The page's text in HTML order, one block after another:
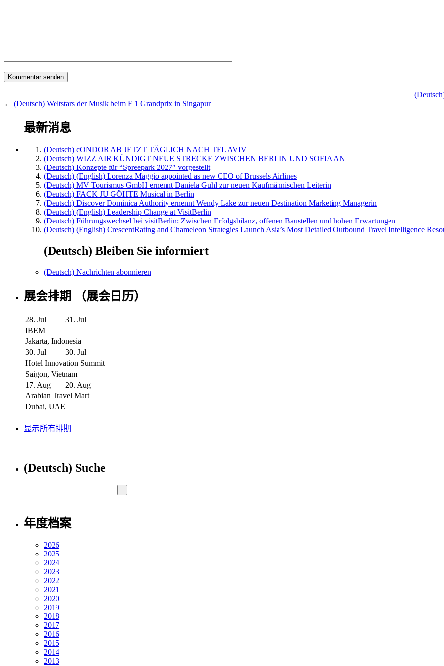
← (Deutsch) Weltstars der Musik beim F 1 Grandprix in Singapur
最新消息
(Deutsch) cONDOR AB JETZT TÄGLICH NACH TEL AVIV
(Deutsch) WIZZ AIR KÜNDIGT NEUE STRECKE ZWISCHEN BERLIN UND SOFIA AN
(Deutsch) Konzepte für “Spreepark 2027″ vorgestellt
(Deutsch) (English) Lorenza Maggio appointed as new CEO of Brussels Airlines
(Deutsch) MV Tourismus GmbH ernennt Daniela Guhl zur neuen Kaufmännischen Leiterin
(Deutsch) FACK JU GÖHTE Musical in Berlin
(Deutsch) Discover Dominica Authority ernennt Wendy Lake zur neuen Destination Marketing Managerin
(Deutsch) (English) Leadership Change at VisitBerlin
(Deutsch) Führungswechsel bei visitBerlin: Zwischen Erfolgsbilanz, offenen Baustellen und hohen Erwartungen
(Deutsch) (English) CrescentRating and Chameleon Strategies Launch Asia’s Most Detailed Outbound Travel Intelligence
(Deutsch) Bleiben Sie informiert
(Deutsch) Nachrichten abonnieren
展会排期 （展会日历）
28. Jul
31. Jul
IBEM
Jakarta, Indonesia
30. Jul
30. Jul
Hotel Innovation Summit
Saigon, Vietnam
17. Aug
20. Aug
Arabian Travel Mart
Dubai, UAE
显示所有排期
(Deutsch) Suche
年度档案
2026
2025
2024
2023
2022
2021
2020
2019
2018
2017
2016
2015
2014
2013